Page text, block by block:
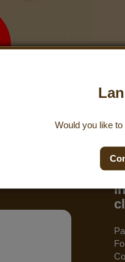
Would you like